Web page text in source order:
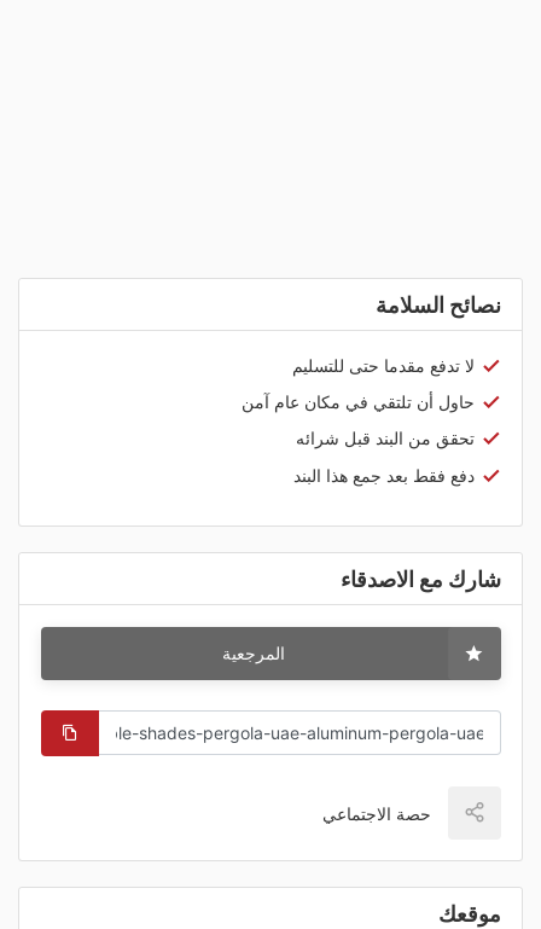
نصائح السلامة
لا تدفع مقدما حتى للتسليم
حاول أن تلتقي في مكان عام آمن
تحقق من البند قبل شرائه
دفع فقط بعد جمع هذا البند
شارك مع الاصدقاء
المرجعية
حصة الاجتماعي
موقعك